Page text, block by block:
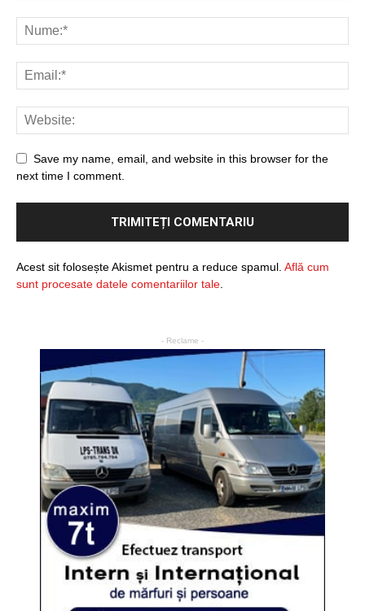
Save my name, email, and website in this browser for the
next time I comment.
Acest sit folosește Akismet pentru a reduce spamul. Află cum
sunt procesate datele comentariilor tale
- Reclame -